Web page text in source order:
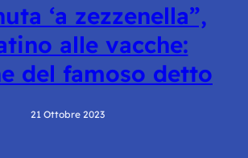
‘a zezzenella”,
alle vacche:
del famoso detto
21 Ottobre 2023